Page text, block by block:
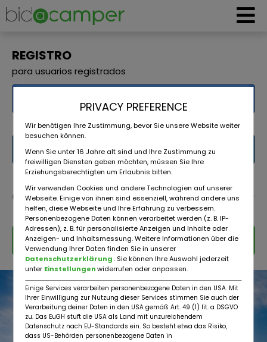
REGISTRO
para usuarios registrados
Iniciar sesión con Facebook
Ingresar con LinkedIn
o
Iniciar sesión con correo electrónico
PRIVACY PREFERENCE
Wir benötigen Ihre Zustimmung, bevor Sie unsere Website weiter
besuchen können.
Wenn Sie unter 16 Jahre alt sind und Ihre Zustimmung zu
freiwilligen Diensten geben möchten, müssen Sie Ihre
Erziehungsberechtigten um Erlaubnis bitten.
Wir verwenden Cookies und andere Technologien auf unserer
Webseite. Einige von ihnen sind essenziell, während andere uns
helfen, diese Webseite und Ihre Erfahrung zu verbessern.
Personenbezogene Daten können verarbeitet werden (z. B. IP-
Adressen), z. B. für personalisierte Anzeigen und Inhalte oder
Anzeigen- und Inhaltsmessung. Weitere Informationen über die
Verwendung Ihrer Daten finden Sie in unserer
Datenschutzerklärung. Sie können Ihre Auswahl jederzeit
unter Einstellungenwiderrufen oder anpassen.
Einige Services verarbeiten personenbezogene Daten in den USA. Mit
Ihrer Einwilligung zur Nutzung dieser Services stimmen Sie auch der
Verarbeitung deiner Daten in den USA gemäß Art. 49 (1) lit. a DSGVO
zu. Das EuGH stuft die USA als Land mit unzureichendem
Datenschutz nach EU-Standards ein. So besteht etwa das Risiko,
dass US-Behörden personenbezogene Daten in